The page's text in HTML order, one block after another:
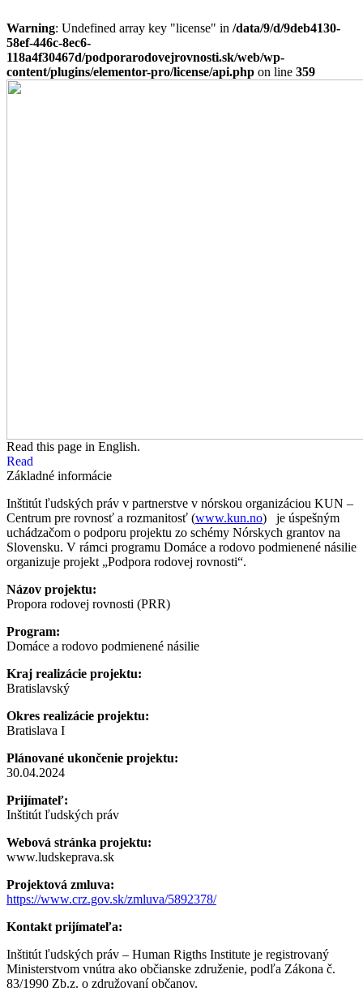
Warning: Undefined array key "license" in /data/9/d/9deb4130-
58ef-446c-8ec6-
118a4f30467d/podporarodovejrovnosti.sk/web/wp-
content/plugins/elementor-pro/license/api.php on line 359
Read this page in English.
Read
Základné informácie
Inštitút ľudských práv v partnerstve v nórskou organizáciou KUN –
Centrum pre rovnosť a rozmanitosť (www.kun.no)
je úspešným
uchádzačom o podporu projektu zo schémy Nórskych grantov na
Slovensku. V rámci programu Domáce a rodovo podmienené násilie
organizuje projekt „Podpora rodovej rovnosti“.
Názov projektu:
Propora rodovej rovnosti (PRR)
Program:
Domáce a rodovo podmienené násilie
Kraj realizácie projektu:
Bratislavský
Okres realizácie projektu:
Bratislava I
Plánované ukončenie projektu:
30.04.2024
Prijímateľ:
Inštitút ľudských práv
Webová stránka projektu:
www.ludskeprava.sk
Projektová zmluva:
https://www.crz.gov.sk/zmluva/5892378/
Kontakt prijímateľa:
Inštitút ľudských práv – Human Rigths Institute je registrovaný
Ministerstvom vnútra ako občianske združenie, podľa Zákona č.
83/1990 Zb.z. o združovaní občanov.